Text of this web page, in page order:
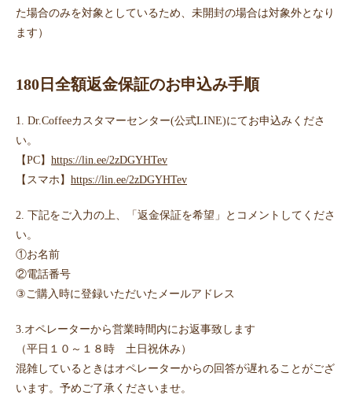
た場合のみを対象としているため、未開封の場合は対象外となり
ます）
180日全額返金保証のお申込み手順
1. Dr.Coffeeカスタマーセンター(公式LINE)にてお申込みくださ
い。
【PC】 https://lin.ee/2zDGYHTev
【スマホ】 https://lin.ee/2zDGYHTev
2. 下記をご入力の上、「返金保証を希望」とコメントしてくださ
い。
①お名前
②電話番号
③ご購入時に登録いただいたメールアドレス
3.オペレーターから営業時間内にお返事致します
（平日１０～１８時 土日祝休み）
混雑しているときはオペレーターからの回答が遅れることがござ
います。予めご了承くださいませ。